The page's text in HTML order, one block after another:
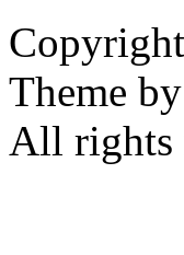
Theme by
All rights